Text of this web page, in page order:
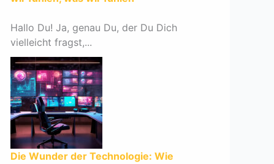
Hallo Du! Ja, genau Du, der Du Dich
vielleicht fragst,...
Die Wunder der Technologie: Wie